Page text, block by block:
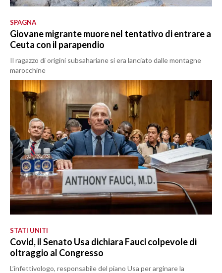
SPAGNA
Giovane migrante muore nel tentativo di entrare a
Ceuta con il parapendio
Il ragazzo di origini subsahariane si era lanciato dalle montagne
marocchine
STATI UNITI
Covid, il Senato Usa dichiara Fauci colpevole di
oltraggio al Congresso
L’infettivologo, responsabile del piano Usa per arginare la